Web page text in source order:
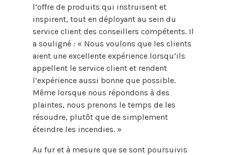
l’offre de produits qui instruisent et
inspirent, tout en déployant au sein du
service client des conseillers compétents. Il
a souligné : « Nous voulons que les clients
aient une excellente expérience lorsqu’ils
appellent le service client et rendent
l’expérience aussi bonne que possible.
Même lorsque nous répondons à des
plaintes, nous prenons le temps de les
résoudre, plutôt que de simplement
éteindre les incendies. »
Au fur et à mesure que se sont poursuivis